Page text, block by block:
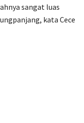
sangat luas
kata Cece